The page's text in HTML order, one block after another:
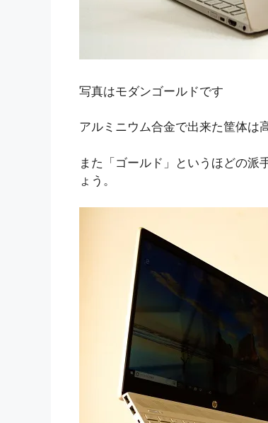
写真はモダンゴールドです
アルミニウム合金で出来た筐体は
また「ゴールド」というほどの派
ょう。